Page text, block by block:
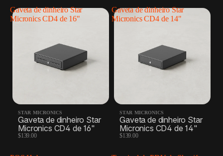
Gaveta de dinheiro Star
Micronics CD4 de 16"
STAR MICRONICS
Gaveta de dinheiro Star
Micronics CD4 de 16"
$139.00
Gaveta de dinheiro Star
Micronics CD4 de 14"
STAR MICRONICS
Gaveta de dinheiro Star
Micronics CD4 de 14"
$139.00